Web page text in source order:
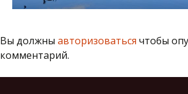
Вы должны авторизоваться чтобы
комментарий.